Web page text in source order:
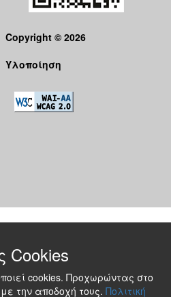
Copyright © 2026
Υλοποίηση
Cookies
cookies. Προχωρώντας στο
την αποδοχή τους. Πολιτική